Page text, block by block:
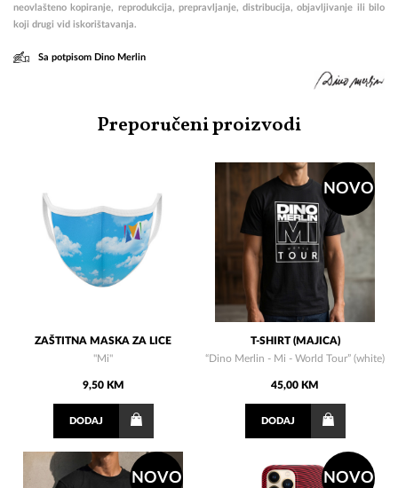
neovlašteno kopiranje, reprodukcija, prepravljanje, distribucija, objavljivanje ili bilo
koji drugi vid iskorištavanja.
Sa potpisom Dino Merlin
Preporučeni proizvodi
ZAŠTITNA MASKA ZA LICE
"Mi"
9,50 KM
DODAJ
NOVO
T-SHIRT (MAJICA)
“Dino Merlin - Mi - World Tour” (white)
45,00 KM
DODAJ
NOVO NOVO